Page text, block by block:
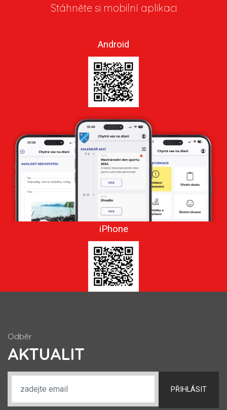
Stáhněte si mobilní aplikaci
Android
iPhone
Odběr
AKTUALIT
PŘIHLÁSIT